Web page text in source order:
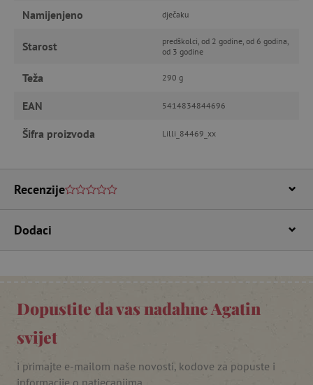
Namijenjeno dječaku
Starost
predškolci, od 2 godine, od 6 godina,
od 3 godine
Teža 290 g
EAN 5414834844696
Šifra proizvoda Lilli_84469_xx
Recenzije
Dodaci
Dopustite da vas nadahne Agatin
svijet
i primajte e-mailom naše novosti, kodove za popuste i
Funkcionalnost
Nužno potrebni kolačići omogućavaju osnovnu
npr. upis korisnika na stranici te uređivanje
računa. Internetsku stranicu ne možete
Ime
www.agatinsvijet.hr
featureFlagIdentifier